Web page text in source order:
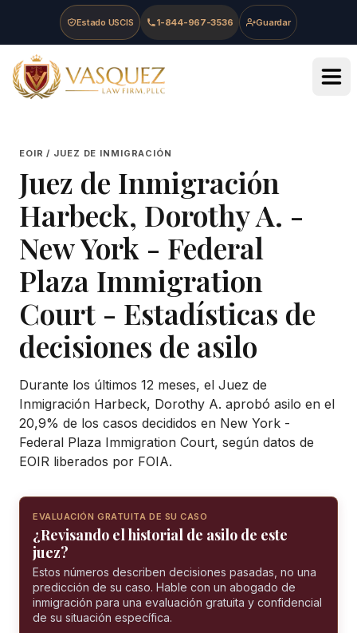
Skip to main content
Skip to navigation
Skip to footer
Estado USCIS 1-844-967-3536 Guardar
Vasquez Law Firm - Home
EOIR / JUEZ DE INMIGRACIÓN
Juez de Inmigración
Harbeck, Dorothy A. -
New York - Federal
Plaza Immigration
Court - Estadísticas de
decisiones de asilo
Durante los últimos 12 meses, el Juez de
Inmigración Harbeck, Dorothy A. aprobó asilo en el
20,9% de los casos decididos en New York -
Federal Plaza Immigration Court, según datos de
EOIR liberados por FOIA.
EVALUACIÓN GRATUITA DE SU CASO
¿Revisando el historial de asilo de este
juez?
Estos números describen decisiones pasadas, no una
predicción de su caso. Hable con un abogado de
inmigración para una evaluación gratuita y confidencial
de su situación específica.